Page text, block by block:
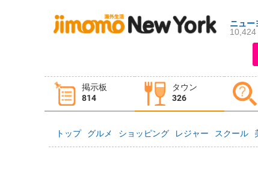
ニュー
10,424
掲示板
814
タウン
326
タウン情報 教えて！
イベント 求人
トップ グルメ ショッピング レジャー スクール